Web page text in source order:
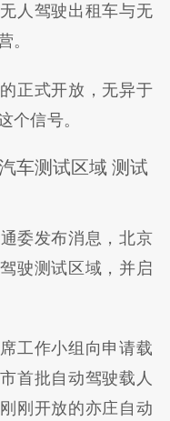
人驾驶出租车与无
。
正式开放，无异于
个信号。
车测试区域 测试
委发布消息，北京
驶测试区域，并启
工作小组向申请载
首批自动驾驶载人
刚开放的亦庄自动